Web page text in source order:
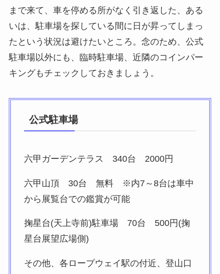
まで来て、車を停める所がなく引き返した、ある
いは、駐車場を探している間に日が昇ってしまっ
たという状況は避けたいところ。念のため、公式
駐車場以外にも、臨時駐車場、近隣のコインパー
キングもチェックしておきましょう。
公式駐車場
六甲ガーデンテラス 340台 2000円
六甲山頂 30台 無料 ※内7～8台は車中
から展覧台での鑑賞が可能
掬星台(天上寺前)駐車場 70台 500円(掬
星台展望広場側)
その他、各ロープウェイ駅の付近、登山口